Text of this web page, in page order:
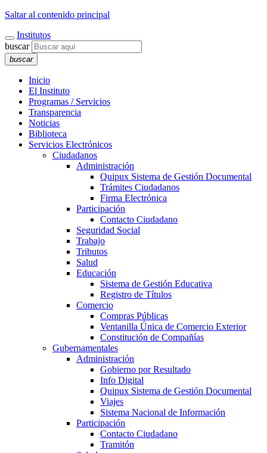
Saltar al contenido principal
Institutos
buscar
buscar
Inicio
El Instituto
Programas / Servicios
Transparencia
Noticias
Biblioteca
Servicios Electrónicos
Ciudadanos
Administración
Quipux Sistema de Gestión Documental
Trámites Ciudadanos
Firma Electrónica
Participación
Contacto Ciudadano
Seguridad Social
Trabajo
Tributos
Salud
Educación
Sistema de Gestión Educativa
Registro de Títulos
Comercio
Compras Públicas
Ventanilla Única de Comercio Exterior
Constitución de Compañías
Gubernamentales
Administración
Gobierno por Resultado
Info Digital
Quipux Sistema de Gestión Documental
Viajes
Sistema Nacional de Información
Participación
Contacto Ciudadano
Tramitón